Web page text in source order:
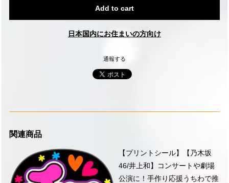
Add to cart
日本国内にお住まいの方向け
通報する
関連商品
【プリントシール】【乃木坂
46/井上和】コンサートや劇場
公演に！手作り応援うちわで推